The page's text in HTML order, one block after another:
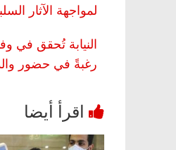
لمواجهة الآثار
النيابة تُحقق في
رغبةً في حضور